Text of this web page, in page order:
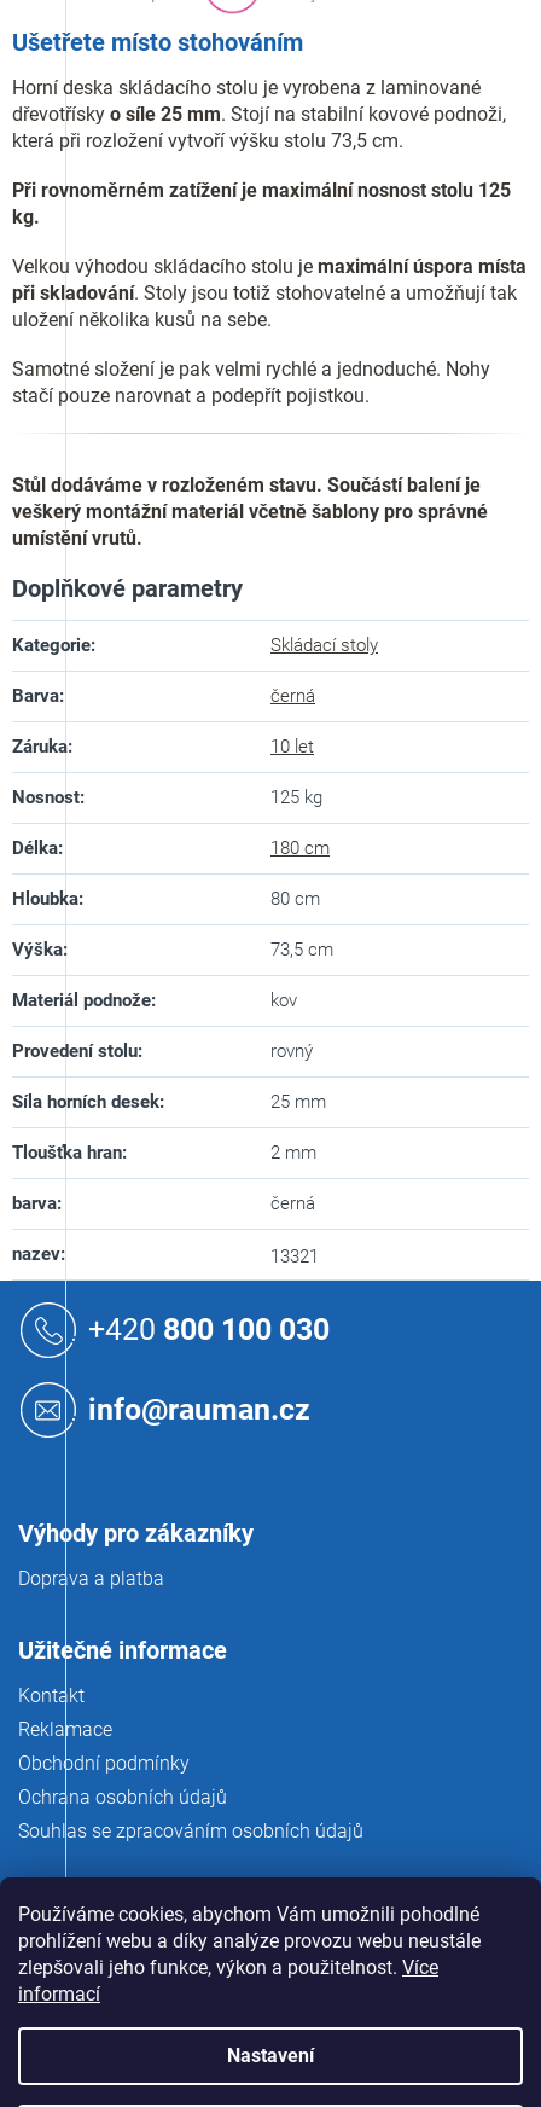
Používáme cookies, abychom Vám umožnili pohodlné
prohlížení webu a díky analýze provozu webu neustále
zlepšovali jeho funkce, výkon a použitelnost. Více
informací
Nastavení
Ušetřete místo stohováním
Horní deska skládacího stolu je vyrobena z laminované
dřevotřísky o síle 25 mm. Stojí na stabilní kovové podnoži,
která při rozložení vytvoří výšku stolu 73,5 cm.
Při rovnoměrném zatížení je maximální nosnost stolu 125
kg.
Velkou výhodou skládacího stolu je maximální úspora místa
při skladování. Stoly jsou totiž stohovatelné a umožňují tak
uložení několika kusů na sebe.
Samotné složení je pak velmi rychlé a jednoduché. Nohy
stačí pouze narovnat a podepřít pojistkou.
Stůl dodáváme v rozloženém stavu. Součástí balení je
veškerý montážní materiál včetně šablony pro správné
umístění vrutů.
Doplňkové parametry
Kategorie: Skládací stoly
Barva: černá
Záruka: 10 let
Nosnost: 125 kg
Délka: 180 cm
Hloubka: 80 cm
Výška: 73,5 cm
Materiál podnože: kov
Provedení stolu: rovný
Síla horních desek: 25 mm
Tloušťka hran: 2 mm
barva: černá
nazev: 13321
+420 800 100 030
info@rauman.cz
Výhody pro zákazníky
Doprava a platba
Užitečné informace
Kontakt
Reklamace
Obchodní podmínky
Ochrana osobních údajů
Souhlas se zpracováním osobních údajů